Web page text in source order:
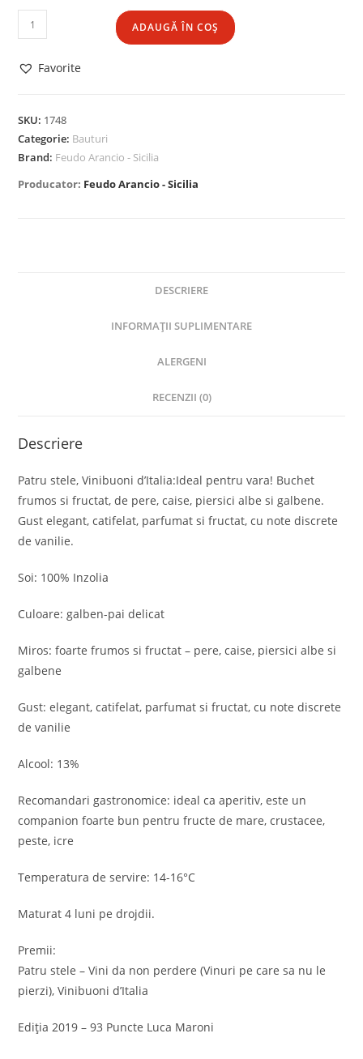
ADAUGĂ ÎN COȘ
Favorite
SKU: 1748
Categorie: Bauturi
Brand: Feudo Arancio - Sicilia
Producator: Feudo Arancio - Sicilia
DESCRIERE
INFORMAȚII SUPLIMENTARE
ALERGENI
RECENZII (0)
Descriere
Patru stele, Vinibuoni d’Italia:Ideal pentru vara! Buchet
frumos si fructat, de pere, caise, piersici albe si galbene.
Gust elegant, catifelat, parfumat si fructat, cu note discrete
de vanilie.
Soi: 100% Inzolia
Culoare: galben-pai delicat
Miros: foarte frumos si fructat – pere, caise, piersici albe si
galbene
Gust: elegant, catifelat, parfumat si fructat, cu note discrete
de vanilie
Alcool: 13%
Recomandari gastronomice: ideal ca aperitiv, este un
companion foarte bun pentru fructe de mare, crustacee,
peste, icre
Temperatura de servire: 14-16°C
Maturat 4 luni pe drojdii.
Premii:
Patru stele – Vini da non perdere (Vinuri pe care sa nu le
pierzi), Vinibuoni d’Italia
Ediția 2019 – 93 Puncte Luca Maroni